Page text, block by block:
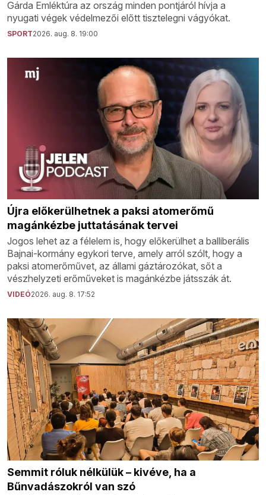
Gárda Emléktúra az ország minden pontjáról hívja a
nyugati végek védelmezői előtt tisztelegni vágyókat.
SPORT2026. aug. 8. 19:00
Újra előkerülhetnek a paksi atomerőmű
magánkézbe juttatásának tervei
Jogos lehet az a félelem is, hogy előkerülhet a balliberális
Bajnai-kormány egykori terve, amely arról szólt, hogy a
paksi atomerőművet, az állami gáztározókat, sőt a
vészhelyzeti erőműveket is magánkézbe játsszák át.
VIDEÓ2026. aug. 8. 17:52
Semmit róluk nélkülük – kivéve, ha a
Bűnvadászokról van szó